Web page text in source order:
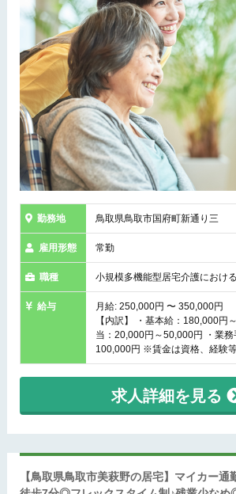
勤務地 鳥取県鳥取市国府町新通り三
雇用形態 常勤
職種 小規模多機能型居宅介護におけ
給与
月給: 250,000円 〜 350,000円
【内訳】 ・基本給：180,000円
当：20,000円～50,000円 ・業
100,000円 ※賃金は資格、経験
求人詳細を見る
【鳥取県鳥取市美萩野の居宅】マイカー通